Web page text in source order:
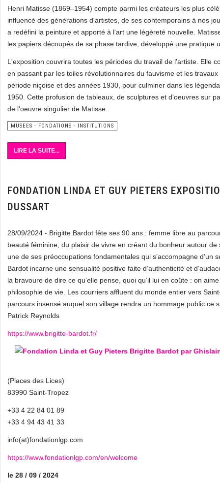
Henri Matisse (1869–1954) compte parmi les créateurs les plus
influencé des générations d'artistes, de ses contemporains à nos
a redéfini la peinture et apporté à l'art une légèreté nouvelle.
les papiers découpés de sa phase tardive, développé une
L'exposition couvrira toutes les périodes du travail de l'artiste. Elle
en passant par les toiles révolutionnaires du fauvisme et les
période niçoise et des années 1930, pour culminer dans les
1950. Cette profusion de tableaux, de sculptures et d'oeuvres sur
de l'oeuvre singulier de Matisse.
MUSEES - FONDATIONS - INSTITUTIONS
LIRE LA SUITE...
FONDATION LINDA ET GUY PIETERS
DUSSART
28/09/2024 - Brigitte Bardot fête ses 90 ans : femme libre au
beauté féminine, du plaisir de vivre en créant du bonheur autour
une de ses préoccupations fondamentales qui s’accompagne d’un
Bardot incarne une sensualité positive faite d’authenticité et
la bravoure de dire ce qu’elle pense, quoi qu’il lui en coûte : on
philosophie de vie. Les courriers affluent du monde entier vers
parcours insensé auquel son village rendra un hommage public
Patrick Reynolds
https://www.brigitte-bardot.fr/
(Places des Lices)
83990 Saint-Tropez
+33 4 22 84 01 89
+33 4 94 43 41 33
info(at)fondationlgp.com
https://www.fondationlgp.com/en/welcome
le 28 / 09 / 2024